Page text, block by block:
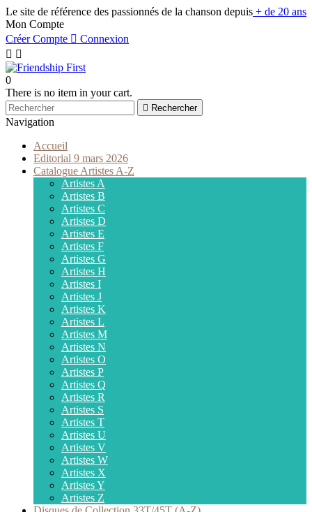
Le site de référence des passionnés de la chanson depuis + de 20 ans
Mon Compte
Créer Compte  Connexion
 
0
There is no item in your cart.
 Rechercher
Navigation
Accueil
Editorial 9 mars 2026
Catalogue Artistes A-Z
Artistes A
Artistes B
Artistes C
Artistes D
Artistes E
Artistes F
Artistes G
Artistes H
Artistes I
Artistes J
Artistes K
Artistes L
Artistes M
Artistes N
Artistes O
Artistes P
Artistes Q
Artistes R
Artistes S
Artistes T
Artistes U
Artistes V
Artistes W
Artistes X
Artistes Y
Artistes Z